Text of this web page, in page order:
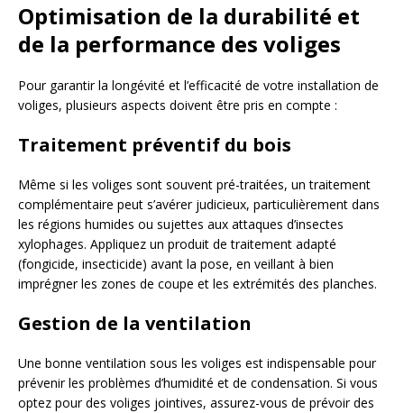
Optimisation de la durabilité et
de la performance des voliges
Pour garantir la longévité et l’efficacité de votre installation de
voliges, plusieurs aspects doivent être pris en compte :
Traitement préventif du bois
Même si les voliges sont souvent pré-traitées, un traitement
complémentaire peut s’avérer judicieux, particulièrement dans
les régions humides ou sujettes aux attaques d’insectes
xylophages. Appliquez un produit de traitement adapté
(fongicide, insecticide) avant la pose, en veillant à bien
imprégner les zones de coupe et les extrémités des planches.
Gestion de la ventilation
Une bonne ventilation sous les voliges est indispensable pour
prévenir les problèmes d’humidité et de condensation. Si vous
optez pour des voliges jointives, assurez-vous de prévoir des